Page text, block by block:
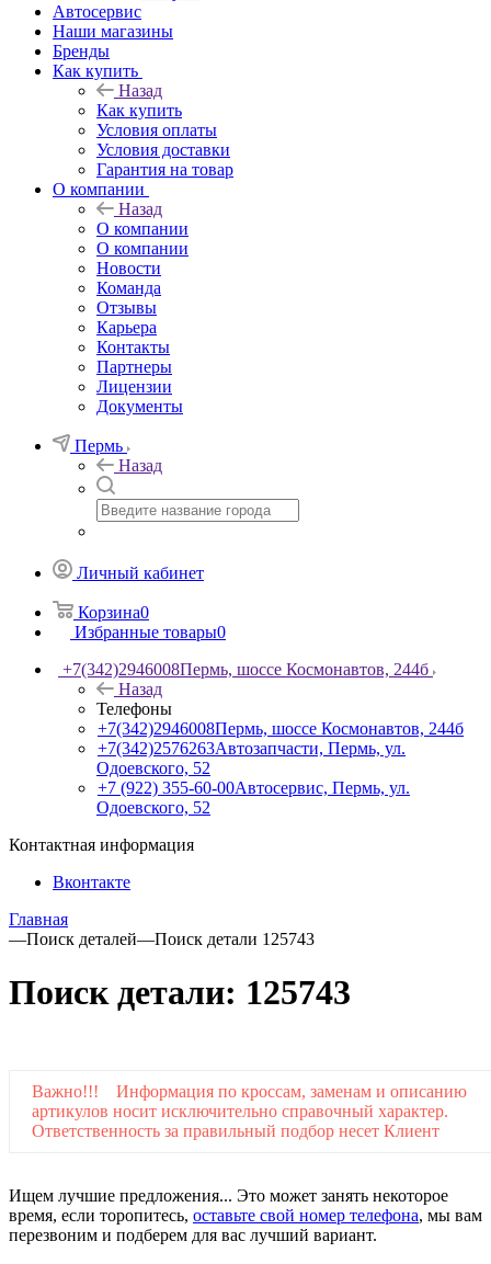
Автосервис
Наши магазины
Бренды
Как купить
Назад
Как купить
Условия оплаты
Условия доставки
Гарантия на товар
О компании
Назад
О компании
О компании
Новости
Команда
Отзывы
Карьера
Контакты
Партнеры
Лицензии
Документы
Пермь
Назад
Личный кабинет
Корзина0
Избранные товары0
+7(342)2946008Пермь, шоссе Космонавтов, 244б
Назад
Телефоны
+7(342)2946008Пермь, шоссе Космонавтов, 244б
+7(342)2576263Автозапчасти, Пермь, ул.
Одоевского, 52
+7 (922) 355-60-00Автосервис, Пермь, ул.
Одоевского, 52
Контактная информация
Вконтакте
Главная
—Поиск деталей—Поиск детали 125743
Поиск детали: 125743
Важно!!! Информация по кроссам, заменам и описанию
артикулов носит исключительно справочный характер.
Ответственность за правильный подбор несет Клиент
Ищем лучшие предложения... Это может занять некоторое
время, если торопитесь, оставьте свой номер телефона, мы вам
перезвоним и подберем для вас лучший вариант.